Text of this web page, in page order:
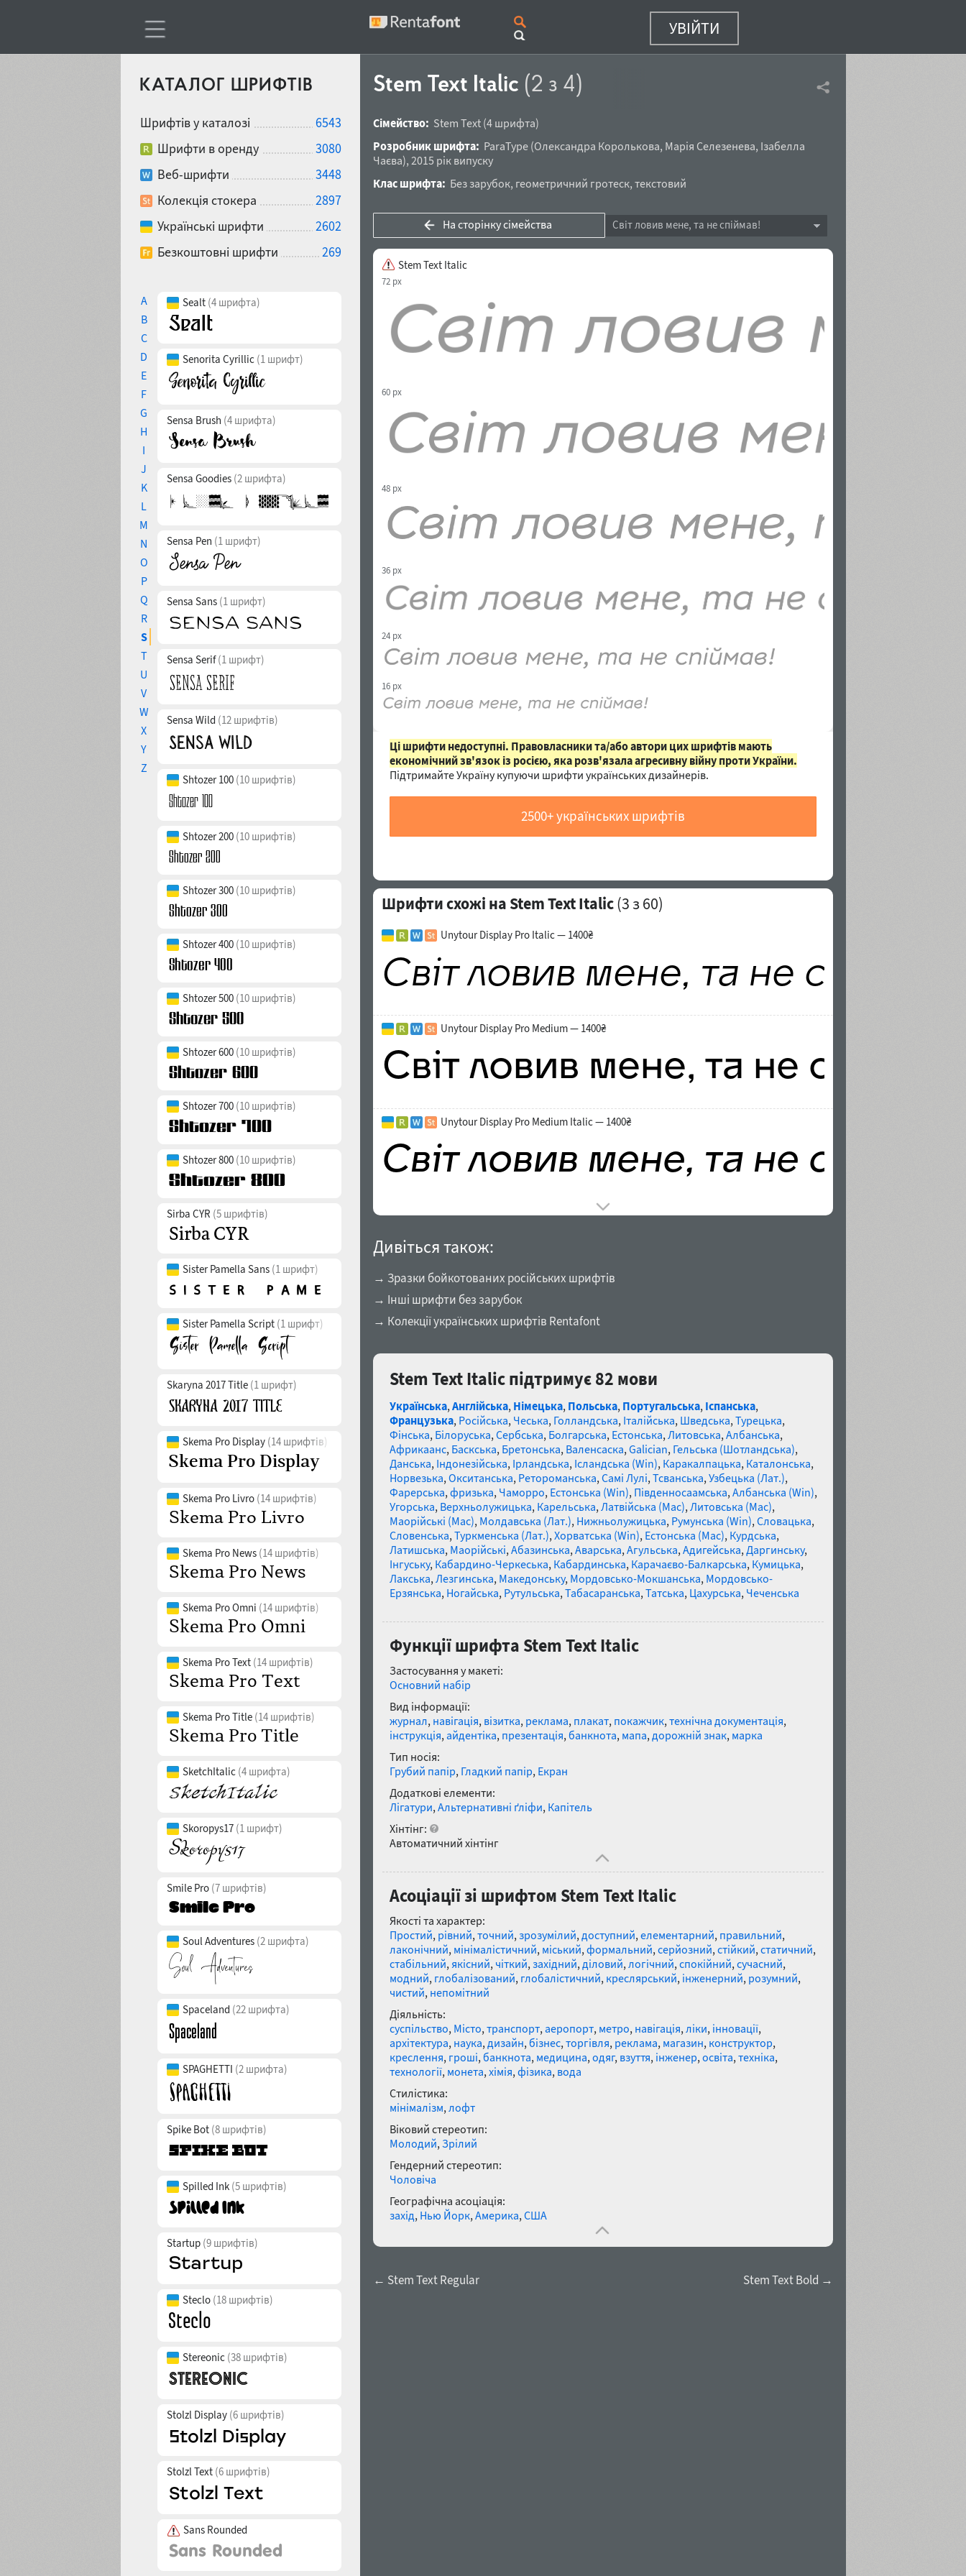
УВІЙТИ
КАТАЛОГ ШРИФТІВ
Шрифтів у каталозі
6543
Шрифти в оренду
3080
Веб-шрифти
3448
Колекція стокера
2897
Українські шрифти
2602
Безкоштовні шрифти
269
A
B
C
D
E
F
G
H
I
J
K
L
M
N
O
P
Q
R
S
T
U
V
W
X
Y
Z
Sealt (4 шрифта)
Senorita Cyrillic (1 шрифт)
Sensa Brush (4 шрифта)
Sensa Goodies (2 шрифта)
Sensa Pen (1 шрифт)
Sensa Sans (1 шрифт)
Sensa Serif(1 шрифт)
Sensa Wild (12 шрифтів)
Shtozer 100 (10 шрифтів)
Shtozer 200 (10 шрифтів)
Shtozer 300 (10 шрифтів)
Shtozer 400 (10 шрифтів)
Shtozer 500 (10 шрифтів)
Shtozer 600 (10 шрифтів)
Shtozer 700 (10 шрифтів)
Shtozer 800 (10 шрифтів)
Sirba CYR (5 шрифтів)
Sister Pamella Sans (1 шрифт)
Sister Pamella Script (1 шрифт)
Skaryna 2017 Title (1 шрифт)
Skema Pro Display (14 шрифтів)
Skema Pro Livro (14 шрифтів)
Skema Pro News (14 шрифтів)
Skema Pro Omni (14 шрифтів)
Skema Pro Text (14 шрифтів)
Skema Pro Title (14 шрифтів)
SketchItalic (4 шрифта)
Skoropys17 (1 шрифт)
Smile Pro (7 шрифтів)
Soul Adventures (2 шрифта)
Spaceland (22 шрифта)
SPAGHETTI (2 шрифта)
Spike Bot (8 шрифтів)
Spilled Ink (5 шрифтів)
Startup (9 шрифтів)
Steclo (18 шрифтів)
Stereonic (38 шрифтів)
Stolzl Display (6 шрифтів)
Stolzl Text (6 шрифтів)
Sans Rounded
Stem Text Italic (2 з 4)
Сімейство: Stem Text (4 шрифта)
Розробник шрифта: ParaType(Олександра Королькова, Марія Селезенева, Ізабелла
Чаєва), 2015 рік випуску
Клас шрифта: Без зарубок, геометричний гротеск, текстовий
На сторінку сімейства Світ ловив мене, та не спіймав!
Stem Text Italic
72 px
60 px
48 px
36 px
24 px
16 px
Ці шрифти недоступні. Правовласники та/або автори цих шрифтів мають
економічний зв'язок із росією, яка розв'язала агресивну війну проти України.
Підтримайте Україну купуючи шрифти українських дизайнерів.
2500+ українських шрифтів
Шрифти схожі на Stem Text Italic(3 з 60)
Unytour Display Pro Italic — 1400₴
Unytour Display Pro Medium — 1400₴
Unytour Display Pro Medium Italic — 1400₴
Дивіться також:
→ Зразки бойкотованих російських шрифтів
→ Інші шрифти без зарубок
→ Колекції українських шрифтів Rentafont
Stem Text Italic підтримує 82 мови
Українська, Англійська, Німецька, Польська, Португальська, Іспанська,
Французька, Російська, Чеська, Голландська, Італійська, Шведська, Турецька,
Фінська, Білоруська, Сербська, Болгарська, Естонська, Литовська, Албанська,
Африкаанс, Баскська, Бретонська, Валенсаска, Galician, Гельська (Шотландська),
Данська, Індонезійська, Ірландська, Ісландська (Win), Каракалпацька, Каталонська,
Норвезька, Окситанська, Ретороманська, Самі Лулі, Тсванська, Узбецька (Лат.),
Фарерська, фризька, Чаморро, Естонська (Win), Південносаамська, Албанська (Win),
Угорська, Верхньолужицька, Карельська, Латвійська (Mac), Литовська (Mac),
Маорійські (Mac), Молдавська (Лат.), Нижньолужицька, Румунська (Win), Словацька,
Словенська, Туркменська (Лат.), Хорватська (Win), Естонська (Mac), Курдська,
Латишська, Маорійські, Абазинська, Аварська, Агульська, Адигейська, Даргинську,
Інгуську, Кабардино-Черкеська, Кабардинська, Карачаєво-Балкарська, Кумицька,
Лакська, Лезгинська, Македонську, Мордовсько-Мокшанська, Мордовсько-
Ерзянська, Ногайська, Рутульська, Табасаранська, Татська, Цахурська, Чеченська
Функції шрифта Stem Text Italic
Застосування у макеті:
Основний набір
Вид інформації:
журнал, навігація, візитка, реклама, плакат, покажчик, технічна документація,
інструкція, айдентіка, презентація, банкнота, мапа, дорожній знак, марка
Тип носія:
Грубий папір, Гладкий папір, Екран
Додаткові елементи:
Лігатури, Альтернативні ґліфи, Капітель
Хінтінг:
Автоматичний хінтінг
Асоціації зі шрифтом Stem Text Italic
Якості та характер:
Простий, рівний, точний, зрозумілий, доступний, елементарний, правильний,
лаконічний, мінімалістичний, міський, формальний, серйозний, стійкий, статичний,
стабільний, якісний, чіткий, західний, діловий, логічний, спокійний, сучасний,
модний, глобалізований, глобалістичний, креслярський, інженерний, розумний,
чистий, непомітний
Діяльність:
суспільство, Місто, транспорт, аеропорт, метро, навігація, ліки, інновації,
архітектура, наука, дизайн, бізнес, торгівля, реклама, магазин, конструктор,
креслення, гроші, банкнота, медицина, одяг, взуття, інженер, освіта, техніка,
технології, монета, хімія, фізика, вода
Стилістика:
мінімалізм, лофт
Віковий стереотип:
Молодий, Зрілий
Гендерний стереотип:
Чоловіча
Географічна асоціація:
захід, Нью Йорк, Америка, США
← Stem Text Regular Stem Text Bold →